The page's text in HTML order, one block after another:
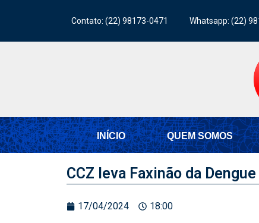
Contato: (22) 98173-0471 Whatsapp: (22)
INÍCIO QUEM SOMOS
CCZ leva Faxinão da
17/04/2024 18:00